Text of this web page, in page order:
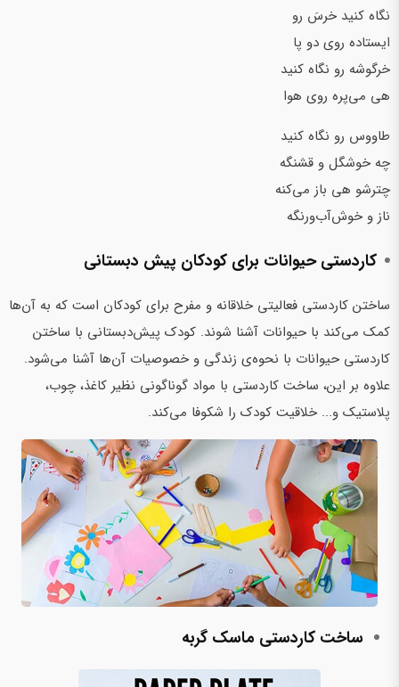
نگاه كنيد خرسَ رو
ايستاده روي دو پا
خرگوشه رو نگاه كنيد
هي مي‌پره روی هوا
طاووس رو نگاه كنيد
چه خوشگل و قشنگه
چترشو هي باز مي‌كنه
ناز و خوش‌آب‌و‌رنگه
کاردستی حیوانات برای کودکان پیش‌ دبستانی
ساختن کاردستی فعالیتی خلاقانه و مفرح برای کودکان است که به آن‌ها
کمک می‌کند با حیوانات آشنا شوند. کودک پیش‌دبستانی با ساختن
کاردستی حیوانات با نحوه‌ی زندگی و خصوصیات آن‌ها آشنا می‌شود.
علاوه بر این، ساخت کاردستی با مواد گوناگونی نظیر کاغذ، چوب،
پلاستیک و... خلاقیت کودک را شکوفا می‌کند.
ساخت کاردستی ماسک گربه